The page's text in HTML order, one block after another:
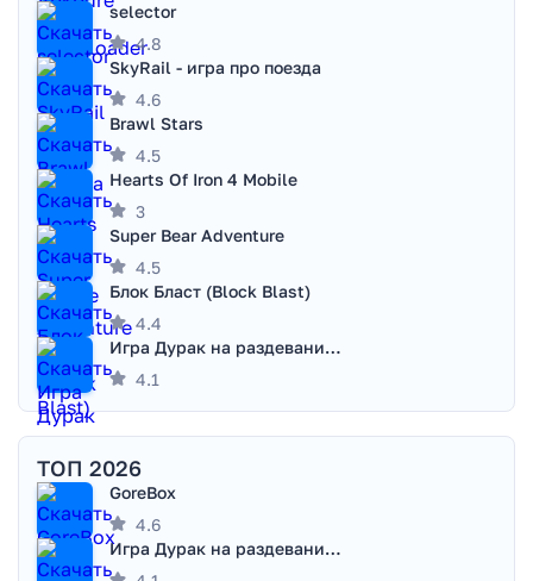
selector
4.8
SkyRail - игра про поезда
4.6
Brawl Stars
4.5
Hearts Of Iron 4 Mobile
3
Super Bear Adventure
4.5
Блок Бласт (Block Blast)
4.4
Игра Дурак на раздевание - Правила игры
4.1
ТОП 2026
GoreBox
4.6
Игра Дурак на раздевание - Правила игры